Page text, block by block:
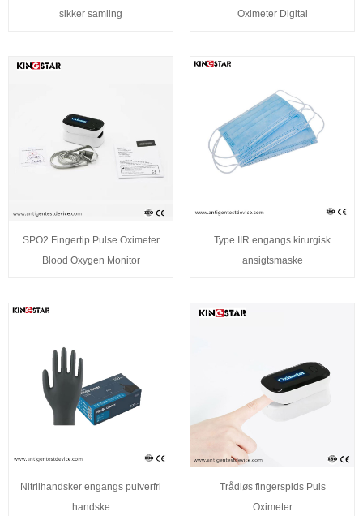
sikker samling
Oximeter Digital
SPO2 Fingertip Pulse Oximeter
Blood Oxygen Monitor
Type IIR engangs kirurgisk
ansigtsmaske
Nitrilhandsker engangs pulverfri
handske
Trådløs fingerspids Puls
Oximeter